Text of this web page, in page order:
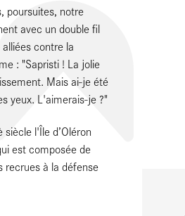
poursuites, notre
avec un double fil
contre la
: "Sapristi ! La jolie
Mais ai-je été
yeux. L'aimerais-je ?"
siècle l'Île d’Oléron
est composée de
recrues à la défense